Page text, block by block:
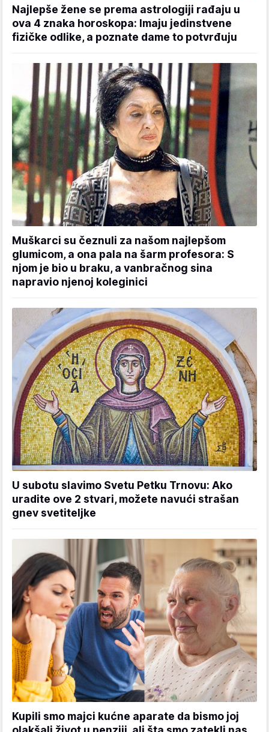
Najlepše žene se prema astrologiji rađaju u
ova 4 znaka horoskopa: Imaju jedinstvene
fizičke odlike, a poznate dame to potvrđuju
Muškarci su čeznuli za našom najlepšom
glumicom, a ona pala na šarm profesora: S
njom je bio u braku, a vanbračnog sina
napravio njenoj koleginici
U subotu slavimo Svetu Petku Trnovu: Ako
uradite ove 2 stvari, možete navući strašan
gnev svetiteljke
Kupili smo majci kućne aparate da bismo joj